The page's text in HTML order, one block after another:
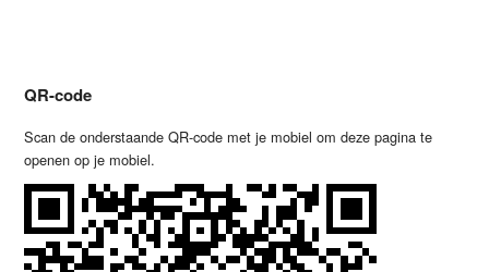
QR-code
Scan de onderstaande QR-code met je mobiel om deze pagina te
openen op je mobiel.